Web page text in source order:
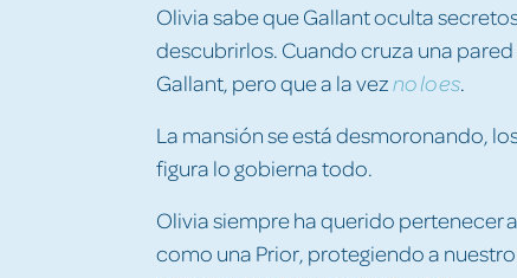
Olivia sabe que Gallant oculta
descubrirlos. Cuando cruza una pared
Gallant, pero que a la vezno lo es.
La mansión se está desmoronando,
figura lo gobierna todo.
Olivia siempre ha querido pertenecer
como una Prior, protegiendo a